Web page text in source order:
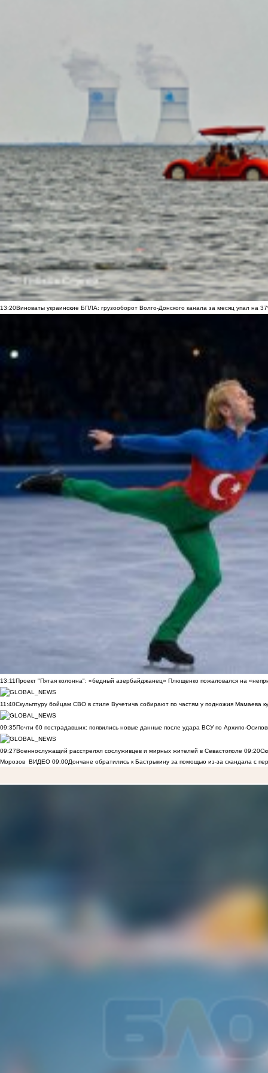
13:20Виноваты украинские БПЛА: грузооборот Волго-Донского канала за месяц упал на
13:11Проект "Пятая колонна": «бедный азербайджанец» Плющенко пожаловался на
11:40Скульптуру бойцам СВО в стиле Вучетича собирают по частям у подножия Мамаева
09:35Почти 60 пострадавших: появились новые данные после удара ВСУ по Архипо-
09:27Военнослужащий расстрелял сослуживцев и мирных жителей в Севастополе 09:20
Морозов ВИДЕО 09:00Дончане обратились к Бастрыкину за помощью из-за скандала с